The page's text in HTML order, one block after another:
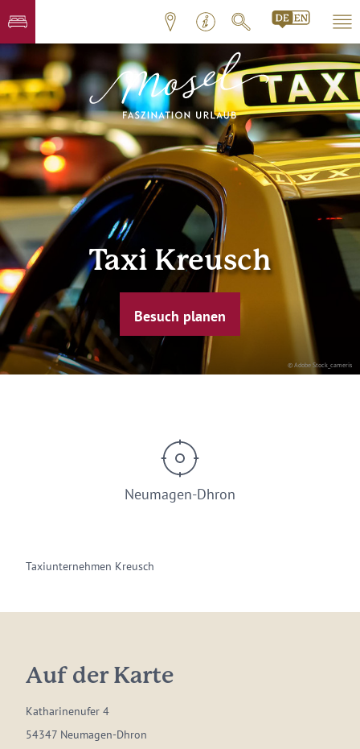
© Adobe Stock_cameris
Taxi Kreusch
Besuch planen
Neumagen-Dhron
Taxiunternehmen Kreusch
Auf der Karte
Katharinenufer 4
54347 Neumagen-Dhron